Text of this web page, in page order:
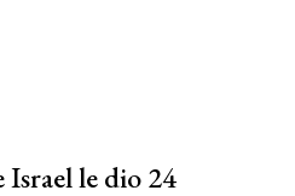
le dio 24